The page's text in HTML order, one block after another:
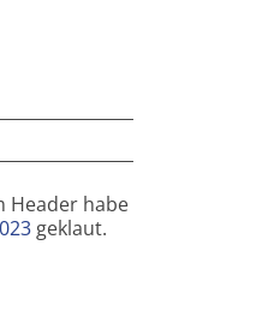
Header habe
geklaut.